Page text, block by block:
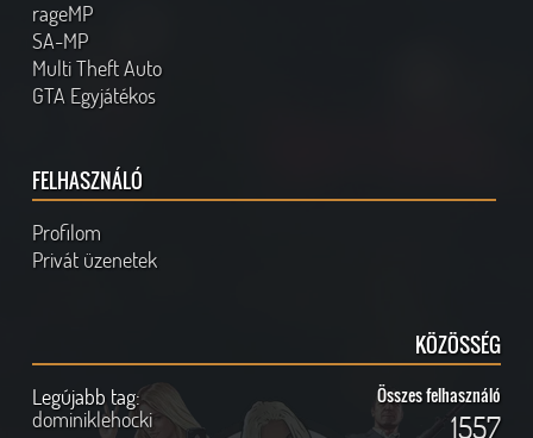
rageMP
SA-MP
Multi Theft Auto
GTA Egyjátékos
FELHASZNÁLÓ
Profilom
Privát üzenetek
KÖZÖSSÉG
Legújabb tag:
dominiklehocki
Összes felhasználó
1557